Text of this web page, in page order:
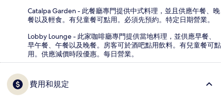
Catalpa Garden - 此餐廳專門提供中式料理，並且供應午餐、晚
餐以及輕食。有兒童餐可點用。必須先預約。特定日期營業。
Lobby Lounge - 此家咖啡廳專門提供當地料理，並供應早餐、
早午餐、午餐以及晚餐。房客可於酒吧點用飲料。有兒童餐可點
用。供應減價時段優惠。每日營業。
費用和規定